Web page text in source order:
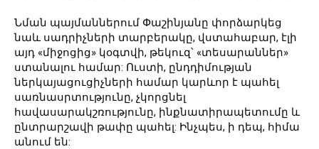
Նման պայմաններում Փաշինյանը փորձարկեց
նաև սադրիչների տարբերակը, վստահաբար, էլի
այդ «միջոցից» կօգտվի, թեկուզ՝ «տեսարաններ»
ստանալու համար: Ուստի, ընդդիմության
ներկայացուցիչների համար կարևոր է պահել
սառնասրտությունը, չկորցնել
հավասարակշռությունը, ինքնատիրապետումը և
ընտրարշավի թափը պահել: Ինչպես, ի դեպ, հիմա
անում են: